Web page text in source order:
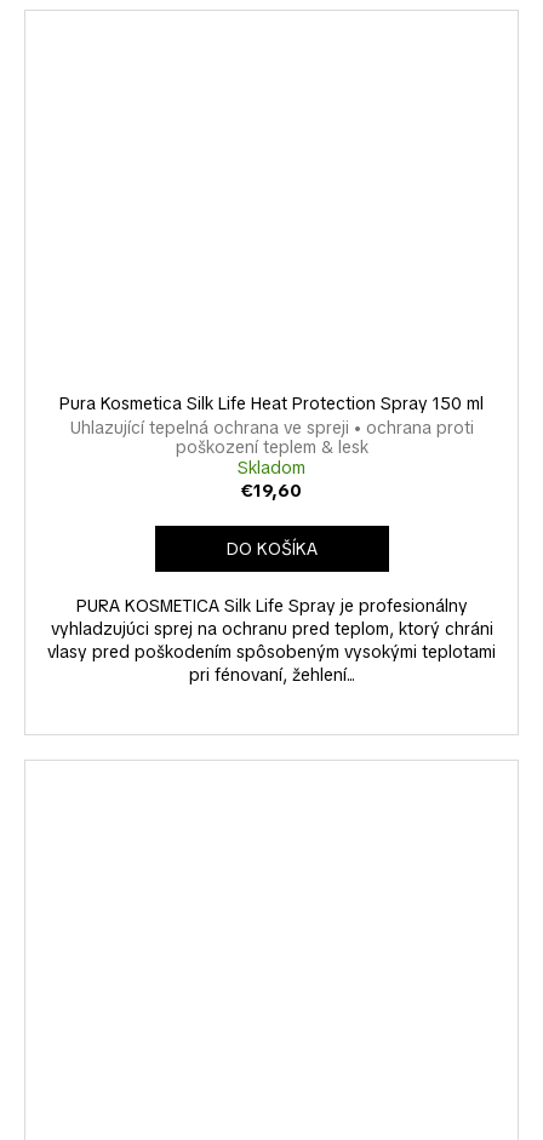
Pura Kosmetica Silk Life Heat Protection Spray 150 ml
Uhlazující tepelná ochrana ve spreji • ochrana proti
poškození teplem & lesk
Skladom
€19,60
DO KOŠÍKA
PURA KOSMETICA Silk Life Spray je profesionálny
vyhladzujúci sprej na ochranu pred teplom, ktorý chráni
vlasy pred poškodením spôsobeným vysokými teplotami
pri fénovaní, žehlení...